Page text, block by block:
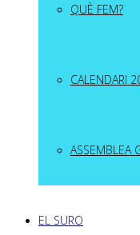
QUÈ FEM?
CALENDARI
ASSEMBLEA
EL SURO